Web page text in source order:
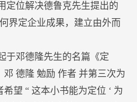
定位解决德鲁克先生提出的
界定企业成果，建立由外而
于邓德隆先生的名篇《定
邓 德隆 勉励 作者 并第三次为
希望 “ 这本小书能为定位 ‘ 为